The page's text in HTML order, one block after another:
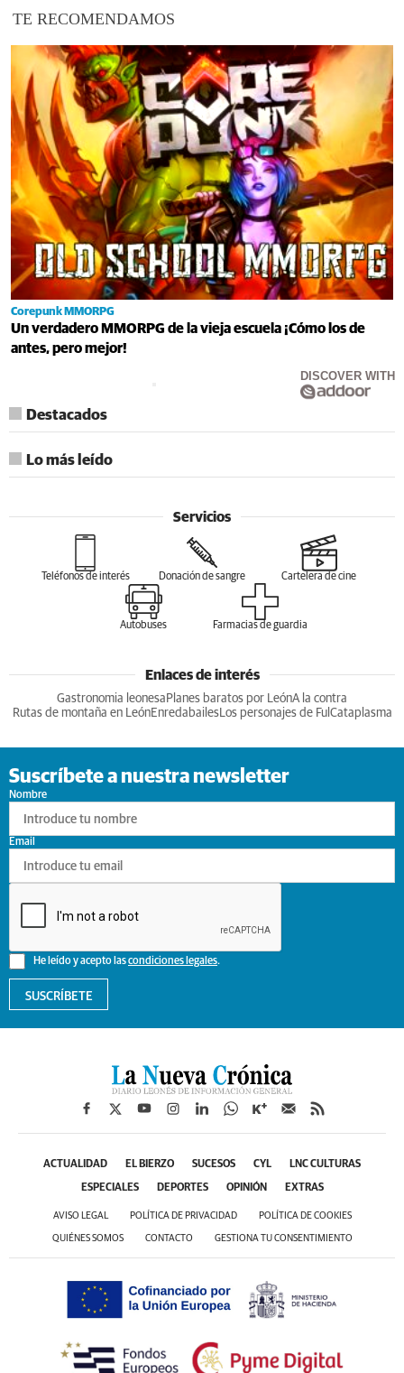
TE RECOMENDAMOS
Corepunk MMORPG
Un verdadero MMORPG de la vieja escuela ¡Cómo los de
antes, pero mejor!
DISCOVER WITH
Destacados
Lo más leído
Servicios
Teléfonos de interés Donación de sangre Cartelera de cine
Autobuses Farmacias de guardia
Enlaces de interés
Gastronomia leonesa Planes baratos por LeónA la contra
Rutas de montaña en LeónEnredabailesLos personajes de Ful Cataplasma
Suscríbete a nuestra newsletter
Nombre
He leído y acepto lascondiciones legales.
Email
SUSCRÍBETE
ACTUALIDAD EL BIERZO SUCESOS CYL LNC CULTURAS
ESPECIALES DEPORTES OPINIÓN EXTRAS
AVISO LEGAL POLÍTICA DE PRIVACIDAD POLÍTICA DE COOKIES
QUIÉNES SOMOS CONTACTO GESTIONA TU CONSENTIMIENTO